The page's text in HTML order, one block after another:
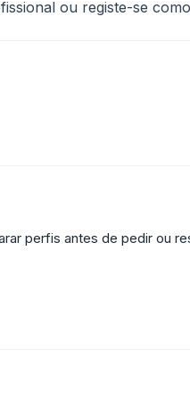
ou registe-se
perfis antes de pedir ou